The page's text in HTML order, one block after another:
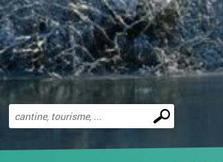
Effectuer
une